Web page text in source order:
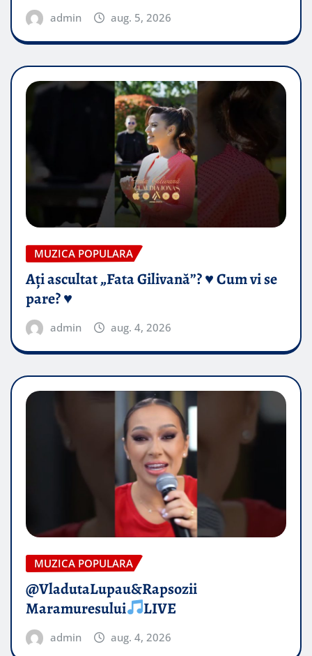
admin aug. 5, 2026
MUZICA POPULARA
Ați ascultat „Fata Gilivană”? ♥️ Cum vi se
pare? ♥️
admin aug. 4, 2026
MUZICA POPULARA
@VladutaLupau&Rapsozii
Maramuresului
LIVE
admin aug. 4, 2026